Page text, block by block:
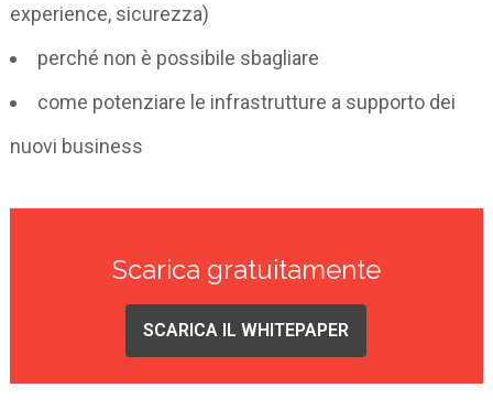
experience, sicurezza)
perché non è possibile sbagliare
come potenziare le infrastrutture a supporto dei
nuovi business
Scarica gratuitamente
SCARICA IL WHITEPAPER